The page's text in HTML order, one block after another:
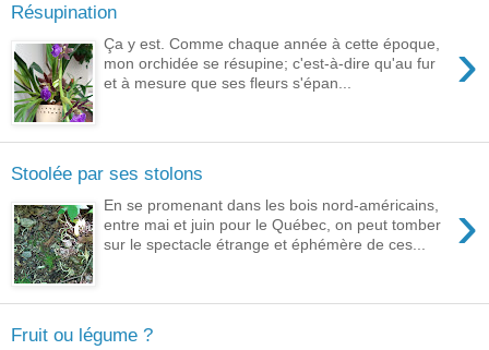
Résupination
›
Ça y est. Comme chaque année à cette époque,
mon orchidée se résupine; c'est-à-dire qu'au fur
et à mesure que ses fleurs s'épan...
Stoolée par ses stolons
›
En se promenant dans les bois nord-américains,
entre mai et juin pour le Québec, on peut tomber
sur le spectacle étrange et éphémère de ces...
Fruit ou légume ?